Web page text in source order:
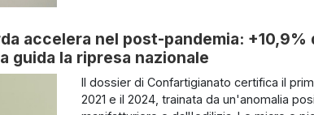
accelera nel post-pandemia: +10,9%
guida la ripresa nazionale
Il dossier di Confartigianato certifica il
2021 e il 2024, trainata da un'anomalia